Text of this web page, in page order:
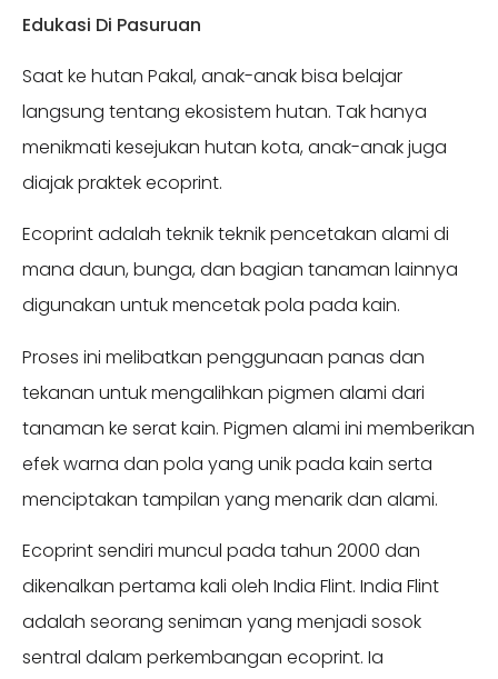
Edukasi Di Pasuruan
Saat ke hutan Pakal, anak-anak bisa belajar
langsung tentang ekosistem hutan. Tak hanya
menikmati kesejukan hutan kota, anak-anak juga
diajak praktek ecoprint.
Ecoprint adalah teknik teknik pencetakan alami di
mana daun, bunga, dan bagian tanaman lainnya
digunakan untuk mencetak pola pada kain.
Proses ini melibatkan penggunaan panas dan
tekanan untuk mengalihkan pigmen alami dari
tanaman ke serat kain. Pigmen alami ini memberikan
efek warna dan pola yang unik pada kain serta
menciptakan tampilan yang menarik dan alami.
Ecoprint sendiri muncul pada tahun 2000 dan
dikenalkan pertama kali oleh India Flint. India Flint
adalah seorang seniman yang menjadi sosok
sentral dalam perkembangan ecoprint. Ia